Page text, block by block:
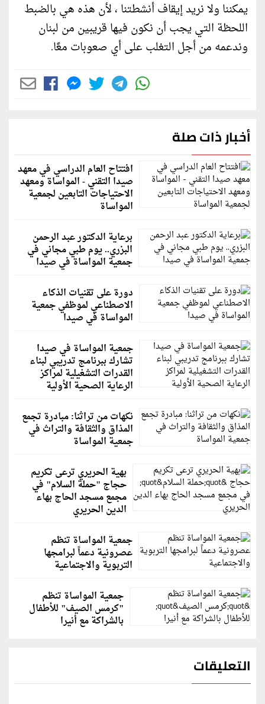
يمكننا ولا نريد إيقاف أنشطتنا ، لأن هذه هي بالضبط
اللحظة التي يجب أن نكون فيها قريبين من لبنان
وندعمه من أجل التغلب على أي صعوبات معًا.
أخبار ذات صلة
افتتاح العام الدراسي في معهد
صيدا التقني - المواساة ومعهد
الاحتياجات التابعين لجمعية
المواساة
برعاية الدكتور عبد الرحمن
البزري.. يوم طبي مجاني في
جمعية المواساة في صيدا
دورة على تقنيات الذكاء
الاصطناعي لموظفي جمعية
المواساة في صيدا
جمعية المواساة في صيدا
تشارك ببرنامج تدريبي لبناء
القدرات التشغيلية لمراكز
الرعاية الصحية الأولية
نكهات من تراثنا: مبادرة تجمع
المذاق والثقافة والتراث في
جمعية المواساة
بهية الحريري ترعى تكريم
حجاج "حملة السلام" في
مجمع مسجد الحاج بهاء
الدين الحريري
جمعية المواساة تنظم
عصرونية دعماً لبرامجها
التربوية والاجتماعية
جمعية المواساة تنظم
"كرمس الصيف" للأطفال
بالشراكة مع أنيرا
التعليقات